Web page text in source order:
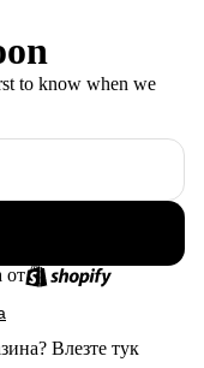
to know when we
от
Влезте тук